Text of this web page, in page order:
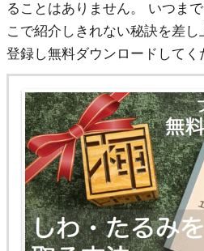
ることはありません。 いつま
こで紹介しきれない秘訣を差
登録し無料ダウンロードしてく